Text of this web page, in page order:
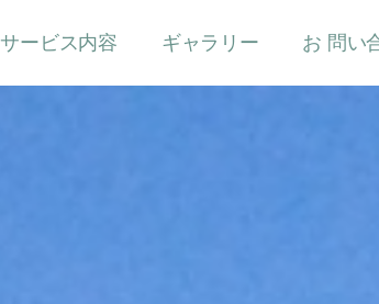
サービス内容 ギャラリー お 問い